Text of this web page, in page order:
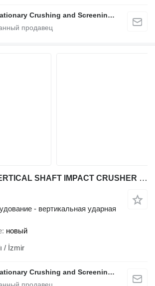
FABO Mobile & Stationary Crushing and Screening Plants | Concrete Batching Plants Manufacturer
Fabo VSI-900 VERTICAL SHAFT IMPACT CRUSHER 300 TPH
- вертикальная ударная
новый
/ İzmir
FABO Mobile & Stationary Crushing and Screening Plants | Concrete Batching Plants Manufacturer